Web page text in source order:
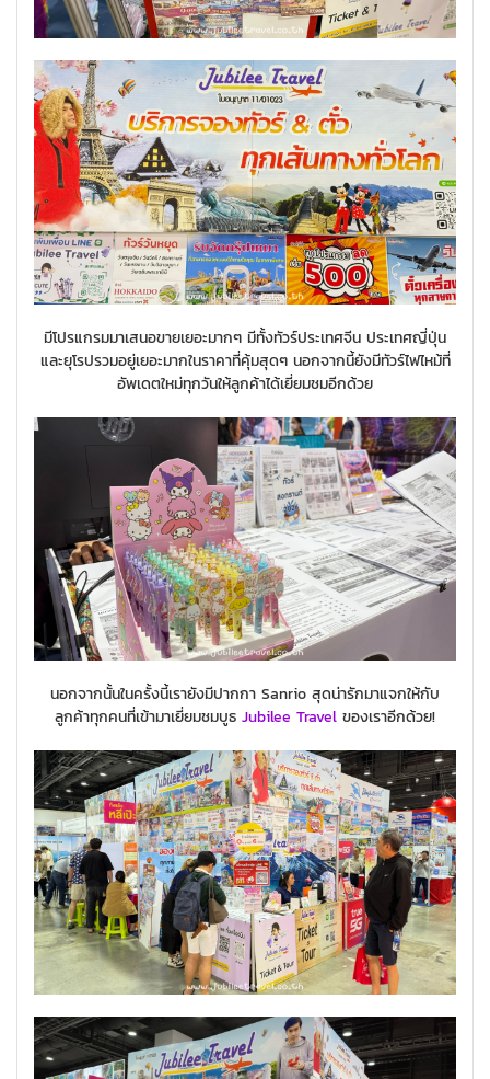
มีโปรแกรมมาเสนอขายเยอะมากๆ มีทั้งทัวร์ประเทศจีน ประเทศญี่ปุ่น
และยุโรปรวมอยู่เยอะมากในราคาที่คุ้มสุดๆ นอกจากนี้ยังมีทัวร์ไฟไหม้ที่
อัพเดตใหม่ทุกวันให้ลูกค้าได้เยี่ยมชมอีกด้วย
นอกจากนั้นในครั้งนี้เรายังมีปากกา Sanrio สุดน่ารักมาแจกให้กับ
ลูกค้าทุกคนที่เข้ามาเยี่ยมชมบูธ Jubilee Travel ของเราอีกด้วย!